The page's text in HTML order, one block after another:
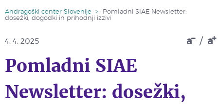
Andragoški center Slovenije >
Pomladni SIAE Newsletter:
dosežki, dogodki in prihodnji izzivi
a / a
4. 4. 2025
Pomladni SIAE
Newsletter: dosežki,